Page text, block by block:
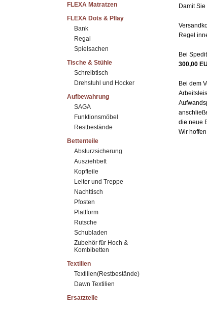
FLEXA Matratzen
FLEXA Dots & Pllay
Bank
Regal
Spielsachen
Tische & Stühle
Schreibtisch
Drehstuhl und Hocker
Aufbewahrung
SAGA
Funktionsmöbel
Restbestände
Bettenteile
Absturzsicherung
Ausziehbett
Kopfteile
Leiter und Treppe
Nachttisch
Pfosten
Plattform
Rutsche
Schubladen
Zubehör für Hoch &
Kombibetten
Textilien
Textilien(Restbestände)
Dawn Textilien
Ersatzteile
Damit
Regel
Bei
300,00
Bei dem
die neue
Wir